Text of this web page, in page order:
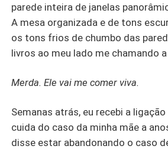
parede inteira de janelas
A mesa organizada e de tons
os tons frios de chumbo das
livros ao meu lado me chamando
Merda. Ele vai me comer viva.
Semanas atrás, eu recebi a
cuida do caso da minha mãe a
disse estar abandonando o caso